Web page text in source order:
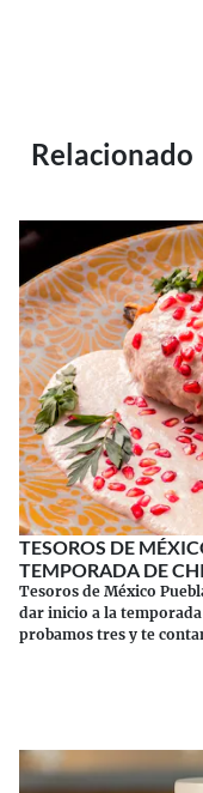
Relacionado
TESOROS DE
TEMPORADA DE
Tesoros de México
dar inicio a la
probamos tres y te